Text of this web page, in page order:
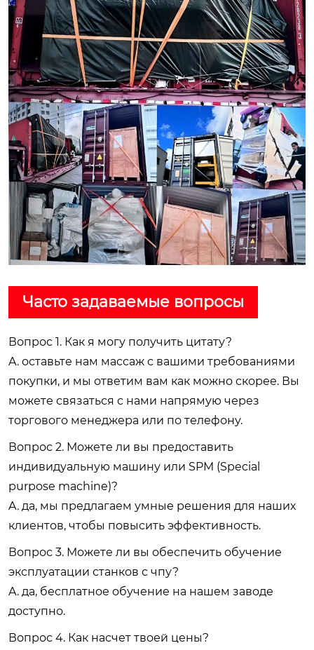
Часто задаваемые вопросы
Вопрос 1. Как я могу получить цитату?
A. оставьте нам массаж с вашими требованиями
покупки, и мы ответим вам как можно скорее. Вы
можете связаться с нами напрямую через
торгового менеджера или по телефону.
Вопрос 2. Можете ли вы предоставить
индивидуальную машину или SPM (Special
purpose machine)?
A. да, мы предлагаем умные решения для наших
клиентов, чтобы повысить эффективность.
Вопрос 3. Можете ли вы обеспечить обучение
эксплуатации станков с чпу?
A. да, бесплатное обучение на нашем заводе
доступно.
Вопрос 4. Как насчет твоей цены?